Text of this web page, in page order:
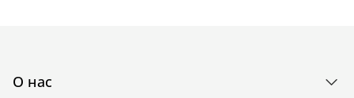
О нас